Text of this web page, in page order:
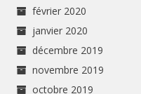
février 2020
janvier 2020
décembre 2019
novembre 2019
octobre 2019